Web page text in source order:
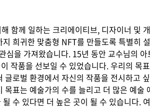
함께 일하는 크리에이티브, 디자이너 및
희귀한 맞춤형 NFT를 만들도록 특별히
심을 가져왔습니다. 15년 동안 교수님의
작품을 선보일 수 있었습니다. 우리의 목
글로벌 환경에서 자신의 작품을 전시하고
표는 예술가의 수를 늘리고 더 많은 예술
수 있다면 더 높은 곳이 될 수 있습니다.